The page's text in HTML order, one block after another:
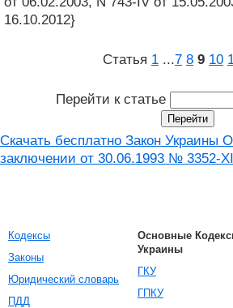
16.10.2012}
Статья 1 ...7 8 9 10
Перейти к статье
Скачать бесплатно Закон Украины
заключении от 30.06.1993 № 3352-
Кодексы
Законы
Юридический словарь
ПДД
Основные
Украины
ГКУ
ГПКУ